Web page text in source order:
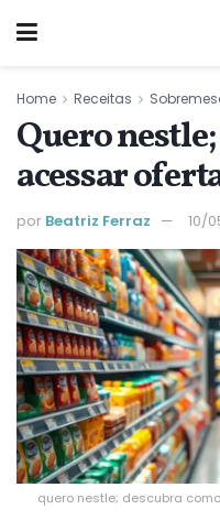
Home Receitas
Quero
acessar
novidades
por Beatriz Ferraz 10/
quero nestle; descubra